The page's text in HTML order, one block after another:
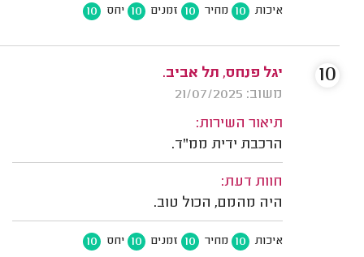
איכות 10 מחיר 10 זמנים 10 יחס 10
יגל פנחס, תל אביב.
משוב: 21/07/2025
תיאור השירות:
הרכבת ידית ממ"ד.
חוות דעת:
היה מהמם, הכול טוב.
איכות 10 מחיר 10 זמנים 10 יחס 10
10